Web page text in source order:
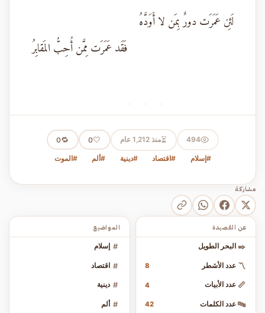
لَئِن عَمَرَت دورٌ بِمَن لا أَوَدَّهُ
فَقَد عَمَرَت مِمَّن أُحِبُّ المَقابِرُ
· · · · ·
494
⏳منذ 1,212 عام 🤍
0
🔁
0
#إسلام #اقتصاد #دينية #ألم #الموت
مشاركة
المواضيع
# إسلام
# اقتصاد
# دينية
# ألم
عن القصيدة
✒️ البحر الطويل
〽️ عدد الأشطر 8
📏 عدد الأبيات 4
🔤 عدد الكلمات 42